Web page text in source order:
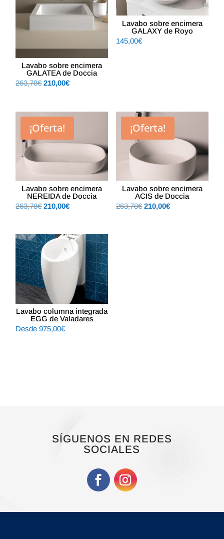
Lavabo sobre encimera
GALATEA de Doccia
263,78€ El
263,78€.
210,00€El
es:
Lavabo sobre encimera
GALAXY de Royo
145,00€
¡Oferta!
Lavabo sobre encimera
NEREIDA de Doccia
263,78€ El
era:
263,78€.
210,00€El
es:
210,00€.
¡Oferta!
Lavabo sobre encimera
ACIS de Doccia
263,78€ El
210,00€El
Lavabo columna integrada
EGG de Valadares
Desde 975,00€
SÍGUENOS EN REDES
SOCIALES